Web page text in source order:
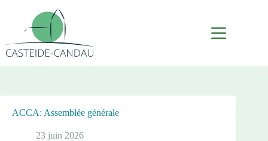
contenu
ACCA: Assemblée générale
23 juin 2026